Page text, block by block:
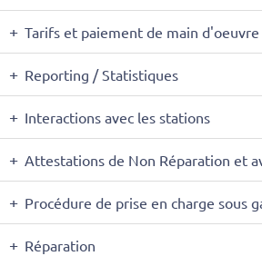
Tarifs et paiement de main
Reporting / Statistiques
Interactions avec les stations
Attestations de Non Réparation et
Procédure de prise en charge sous
Réparation